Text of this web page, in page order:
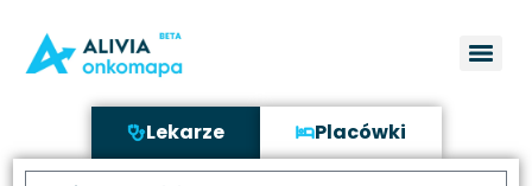
Lekarze Placówki